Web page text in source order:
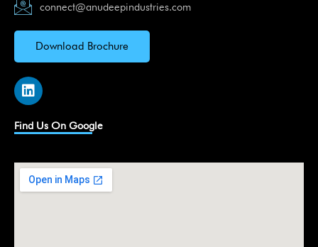
connect@anudeepindustries.com
Download Brochure
L
i
k
e
i
n
Find Us On Google